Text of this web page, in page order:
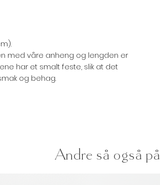
med våre anheng og lengden er
har et smalt feste, slik at det
og behag.
Andre så også på